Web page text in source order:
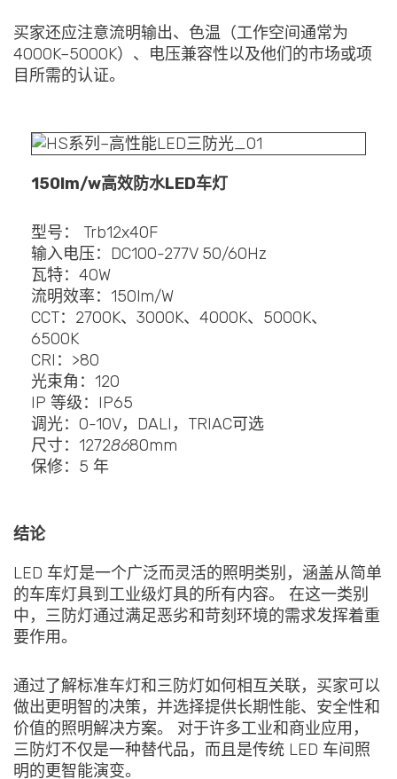
买家还应注意流明输出、色温（工作空间通常为
4000K–5000K）、电压兼容性以及他们的市场或项
目所需的认证。
150lm/w高效防水LED车灯
型号： Trb12x40F
输入电压：DC100-277V 50/60Hz
瓦特：40W
流明效率：150lm/W
CCT：2700K、3000K、4000K、5000K、
6500K
CRI：>80
光束角：120
IP 等级：IP65
调光：0-10V，DALI，TRIAC可选
尺寸：12728680mm
保修：5 年
结论
LED 车灯是一个广泛而灵活的照明类别，涵盖从简单
的车库灯具到工业级灯具的所有内容。 在这一类别
中，三防灯通过满足恶劣和苛刻环境的需求发挥着重
要作用。
通过了解标准车灯和三防灯如何相互关联，买家可以
做出更明智的决策，并选择提供长期性能、安全性和
价值的照明解决方案。 对于许多工业和商业应用，
三防灯不仅是一种替代品，而且是传统 LED 车间照
明的更智能演变。